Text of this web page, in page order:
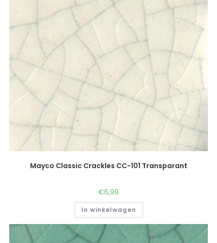
Mayco Classic Crackles CC-101 Transparant
€6,99
In winkelwagen